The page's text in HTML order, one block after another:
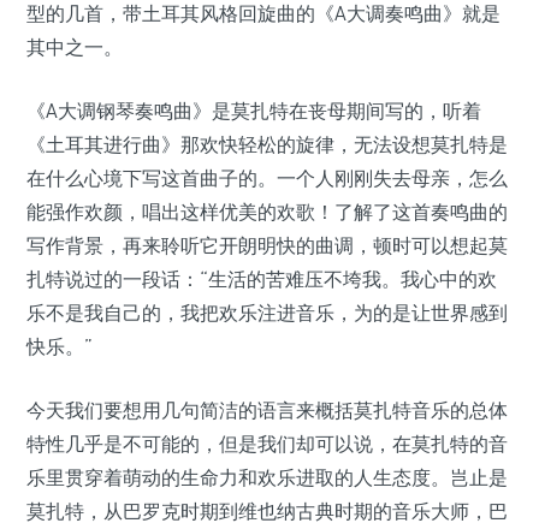
型的几首，带土耳其风格回旋曲的《A大调奏鸣曲》就是
其中之一。
《A大调钢琴奏鸣曲》是莫扎特在丧母期间写的，听着
《土耳其进行曲》那欢快轻松的旋律，无法设想莫扎特是
在什么心境下写这首曲子的。一个人刚刚失去母亲，怎么
能强作欢颜，唱出这样优美的欢歌！了解了这首奏鸣曲的
写作背景，再来聆听它开朗明快的曲调，顿时可以想起莫
扎特说过的一段话：“生活的苦难压不垮我。我心中的欢
乐不是我自己的，我把欢乐注进音乐，为的是让世界感到
快乐。”
今天我们要想用几句简洁的语言来概括莫扎特音乐的总体
特性几乎是不可能的，但是我们却可以说，在莫扎特的音
乐里贯穿着萌动的生命力和欢乐进取的人生态度。岂止是
莫扎特，从巴罗克时期到维也纳古典时期的音乐大师，巴